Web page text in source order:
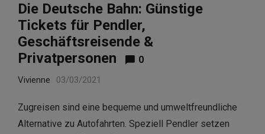
Die Deutsche Bahn: Günstige
Tickets für Pendler,
Geschäftsreisende &
Privatpersonen
0
Vivienne 03/03/2021
Zugreisen sind eine bequeme und umweltfreundliche
Alternative zu Autofahrten. Speziell Pendler setzen